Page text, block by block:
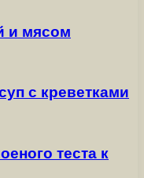
и мясом
с креветками
теста к